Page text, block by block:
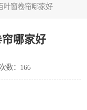
叶窗卷帘哪家好
哪家好
数：166